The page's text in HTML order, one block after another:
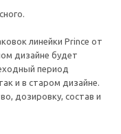
линейки Prince от
дизайне будет
период
и в старом дизайне.
дозировку, состав и